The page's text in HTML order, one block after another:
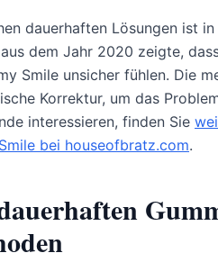
dauerhaften Lösungen ist
dem Jahr 2020 zeigte,
Smile unsicher fühlen. Die
Korrektur, um das
interessieren, finden Sie
bei houseofbratz.com.